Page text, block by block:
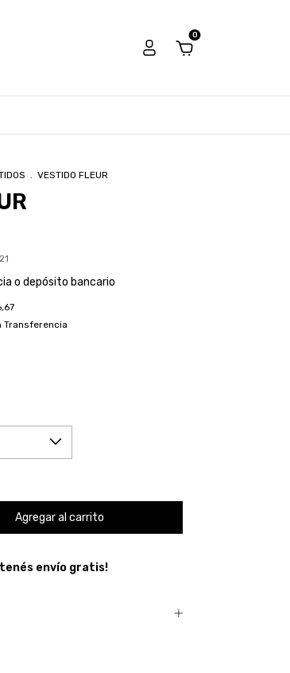
0
. VESTIDO FLEUR
o depósito bancario
Transferencia
tenés envío gratis!